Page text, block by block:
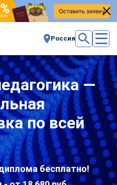
Россия
—
по всей
бесплатно!